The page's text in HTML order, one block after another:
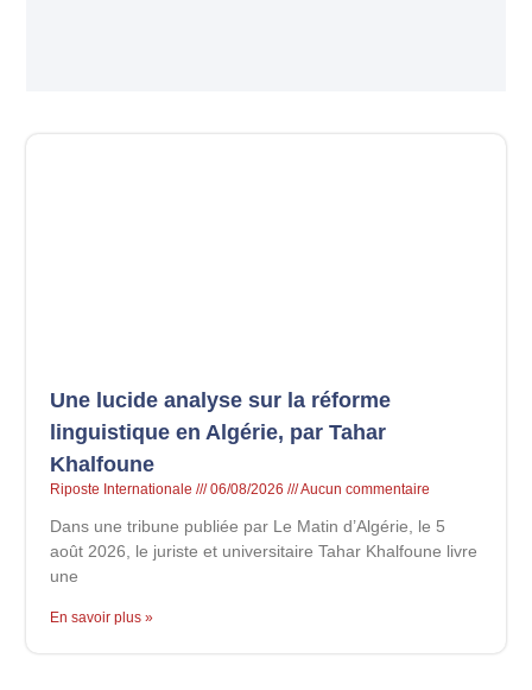
Une lucide analyse sur la réforme
linguistique en Algérie, par Tahar
Khalfoune
Riposte Internationale 06/08/2026 Aucun commentaire
Dans une tribune publiée par Le Matin d’Algérie, le 5
août 2026, le juriste et universitaire Tahar Khalfoune livre
une
En savoir plus »